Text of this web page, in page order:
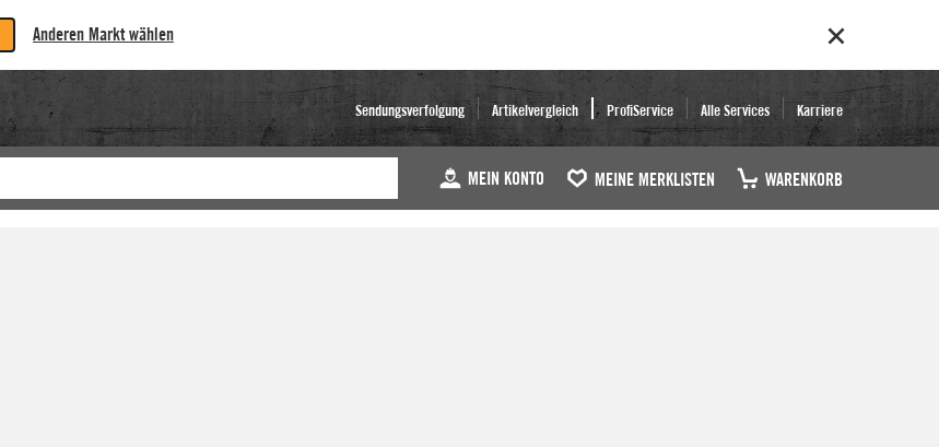
Anderen Markt wählen
Sendungsverfolgung Artikelvergleich ProfiService Alle Services Karriere
MEIN KONTO MEINE MERKLISTEN WARENKORB